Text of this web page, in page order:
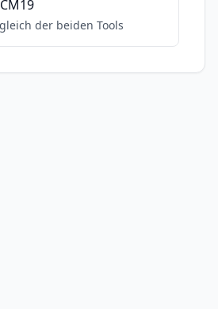
der beiden Tools